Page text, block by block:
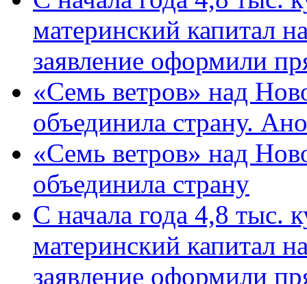
материнский капитал
заявление оформили
«Семь ветров» над
объединила страну.
«Семь ветров» над
объединила страну
С начала года 4,8 тыс.
материнский капитал
заявление оформили